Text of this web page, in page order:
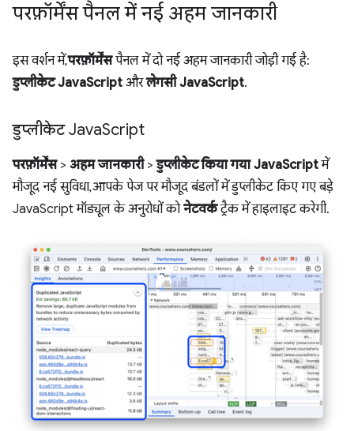
परफ़ॉर्मेंस पैनल में नई अहम जानकारी
इस वर्शन में,परफ़ॉर्मेंसपैनल में दो नई अहम जानकारी जोड़ी गई है:
डुप्लीकेट JavaScript औरलेगसी JavaScript.
डुप्लीकेट JavaScript
परफ़ॉर्मेंस> अहम जानकारी>डुप्लीकेट किया गया JavaScriptमें
मौजूद नई सुविधा, आपके पेज पर मौजूद बंडलों में डुप्लीकेट किए गए बड़े
JavaScript मॉड्यूल के अनुरोधों कोनेटवर्कट्रैक में हाइलाइट करेगी.